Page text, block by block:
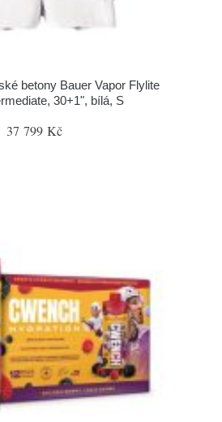
betony Bauer Vapor Flylite
30+1", bílá, S
37 799 Kč